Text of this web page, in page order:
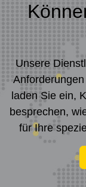
Unsere
laden Sie ein,
besprechen,
für Ihre